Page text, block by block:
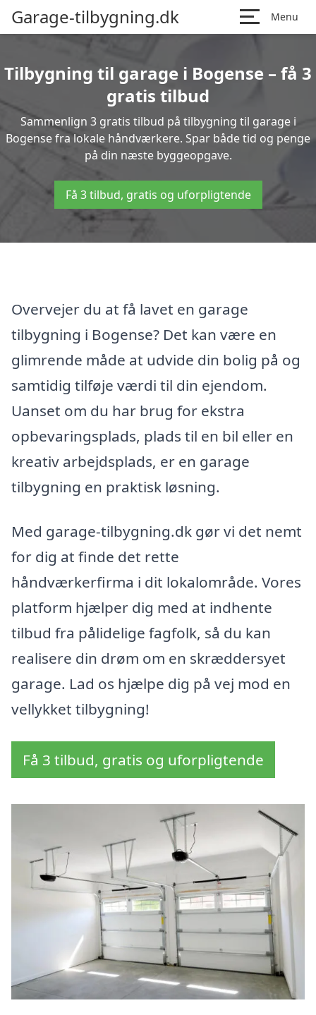
Garage-tilbygning.dk Menu
Tilbygning til garage i Bogense – få 3
gratis tilbud
Sammenlign 3 gratis tilbud på tilbygning til garage i
Bogense fra lokale håndværkere. Spar både tid og penge
på din næste byggeopgave.
Få 3 tilbud, gratis og uforpligtende
Overvejer du at få lavet en garage
tilbygning i Bogense? Det kan være en
glimrende måde at udvide din bolig på og
samtidig tilføje værdi til din ejendom.
Uanset om du har brug for ekstra
opbevaringsplads, plads til en bil eller en
kreativ arbejdsplads, er en garage
tilbygning en praktisk løsning.
Med garage-tilbygning.dk gør vi det nemt
for dig at finde det rette
håndværkerfirma i dit lokalområde. Vores
platform hjælper dig med at indhente
tilbud fra pålidelige fagfolk, så du kan
realisere din drøm om en skræddersyet
garage. Lad os hjælpe dig på vej mod en
vellykket tilbygning!
Få 3 tilbud, gratis og uforpligtende